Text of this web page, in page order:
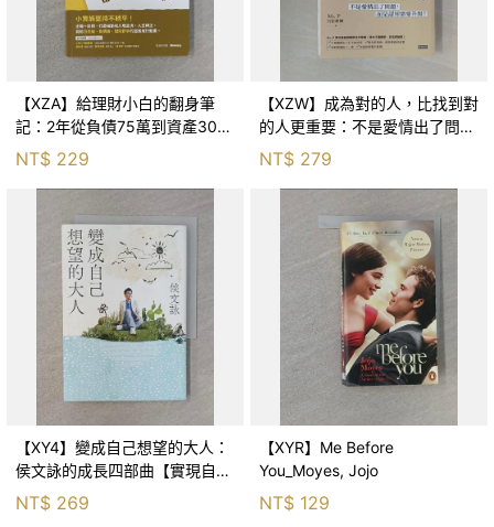
【XZA】給理財小白的翻身筆
記：2年從負債75萬到資產300
萬，ETF讓我走在財務自由路上_
鐵蛋
NT$ 229
【XZW】成為對的人，比找到對
的人更重要：不是愛情出了問
題，而是認知需要升級！_Mr. P
NT$ 279
【XY4】變成自己想望的大人：
侯文詠的成長四部曲【實現自
己】_侯文詠
NT$ 269
【XYR】Me Before
You_Moyes, Jojo
NT$ 129